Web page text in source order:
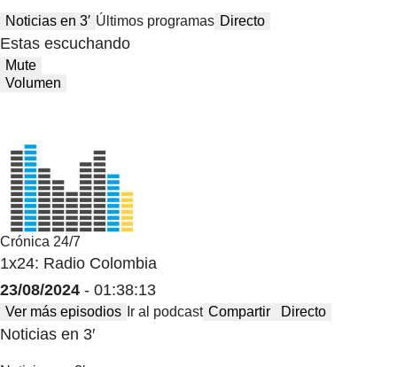
Noticias en 3′ Últimos programas Directo
Estas escuchando
Mute
Volumen
Crónica 24/7
1x24: Radio Colombia
23/08/2024 - 01:38:13
Ver más episodios Ir al podcast Compartir Directo
Noticias en 3′